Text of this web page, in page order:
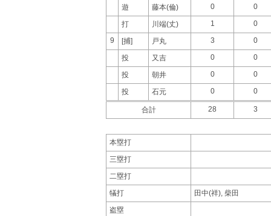
遊 藤本(倫) 0 0
打 川端(丈) 1
0
9
[捕] 戸丸 3 0
投 又吉 0 0
投 朝井 0 0
投 石元 0 0
合計 28 3
本塁打
三塁打
二塁打
犠打
田中(祥), 柴田
盗塁